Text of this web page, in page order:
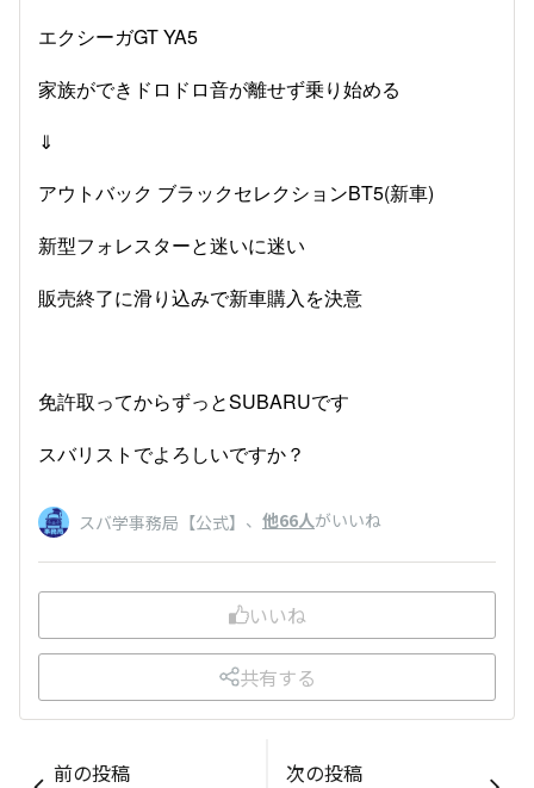
エクシーガGT YA5
家族ができドロドロ音が離せず乗り始める
⇓
アウトバック ブラックセレクションBT5(新車)
新型フォレスターと迷いに迷い
販売終了に滑り込みで新車購入を決意
免許取ってからずっとSUBARUです
スバリストでよろしいですか？
スバ学事務局【公式】 、 他66人がいいね
いいね
共有する
前の投稿
次の投稿